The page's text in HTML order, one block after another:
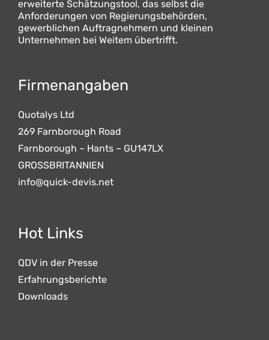
erweiterte Schätzungstool, das selbst die
Anforderungen von Regierungsbehörden,
gewerblichen Auftragnehmern und kleinen
Unternehmen bei Weitem übertrifft.
Firmenangaben
Quotalys Ltd
269 Farnborough Road
Farnborough – Hants – GU147LX
GROSSBRITANNIEN
info@quick-devis.net
Hot Links
QDV in der Presse
Erfahrungsberichte
Downloads